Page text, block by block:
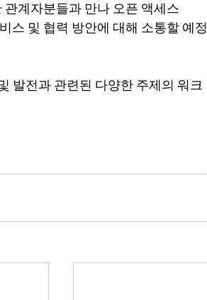
계자분들과 만나 오픈 액세스
스 및 협력 방안에 대해 소통할 예정
발전과 관련된 다양한 주제의 워크